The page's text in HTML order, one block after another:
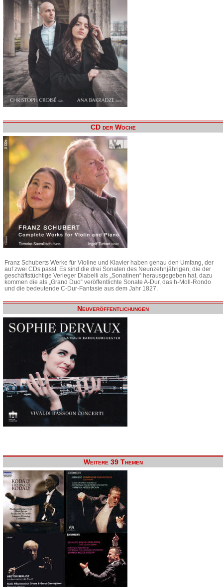
CD der Woche
Franz Schuberts Werke für Violine und Klavier haben genau den Umfang, der
auf zwei CDs passt. Es sind die drei Sonaten des Neunzehnjährigen, die der
geschäftstüchtige Verleger Diabelli als „Sonatinen“ herausgegeben hat, dazu
kommen die als „Grand Duo“ veröffentlichte Sonate A-Dur, das h-Moll-Rondo
und die bedeutende C-Dur-Fantasie aus dem Jahr 1827.
Neuveröffentlichungen
Weitere 39 Themen